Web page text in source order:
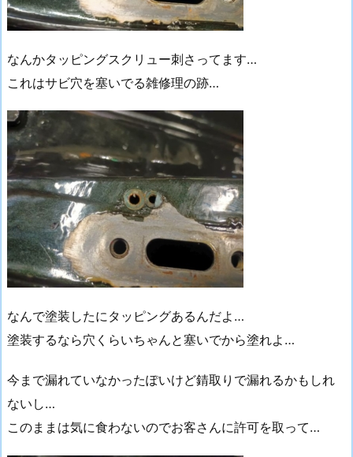
なんかタッピングスクリュー刺さってます…
これはサビ穴を塞いでる雑修理の跡…
なんで塗装したにタッピングあるんだよ…
塗装するなら穴くらいちゃんと塞いでから塗れよ…
今まで漏れていなかったぽいけど錆取りで漏れるかもしれ
ないし…
このままは気に食わないのでお客さんに許可を取って…